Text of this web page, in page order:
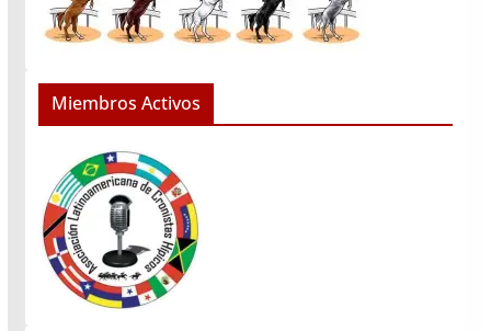
Miembros Activos